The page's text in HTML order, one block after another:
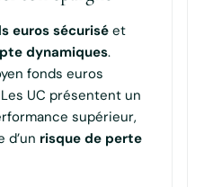
euros sécurisé et
dynamiques.
fonds euros
UC présentent un
supérieur,
risque de perte